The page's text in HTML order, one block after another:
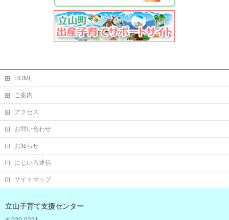
HOME
ご案内
アクセス
お問い合わせ
お知らせ
にじいろ通信
サイトマップ
立山子育て支援センター